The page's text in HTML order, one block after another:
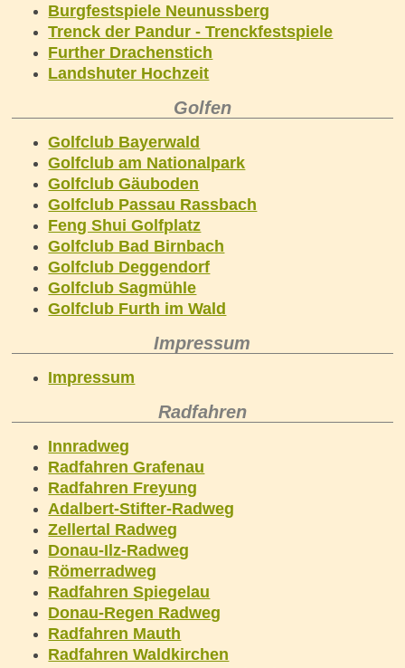
Burgfestspiele Neunussberg
Trenck der Pandur - Trenckfestspiele
Further Drachenstich
Landshuter Hochzeit
Golfen
Golfclub Bayerwald
Golfclub am Nationalpark
Golfclub Gäuboden
Golfclub Passau Rassbach
Feng Shui Golfplatz
Golfclub Bad Birnbach
Golfclub Deggendorf
Golfclub Sagmühle
Golfclub Furth im Wald
Impressum
Impressum
Radfahren
Innradweg
Radfahren Grafenau
Radfahren Freyung
Adalbert-Stifter-Radweg
Zellertal Radweg
Donau-Ilz-Radweg
Römerradweg
Radfahren Spiegelau
Donau-Regen Radweg
Radfahren Mauth
Radfahren Waldkirchen